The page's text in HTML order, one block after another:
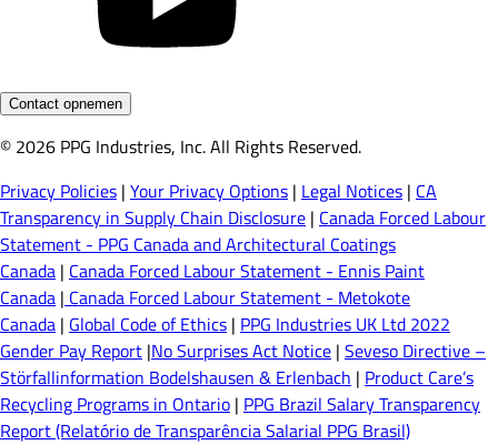
Contact opnemen
© 2026 PPG Industries, Inc. All Rights Reserved.
Privacy Policies | Your Privacy Options | Legal Notices | CA
Transparency in Supply Chain Disclosure | Canada Forced Labour
Statement - PPG Canada and Architectural Coatings
Canada | Canada Forced Labour Statement - Ennis Paint
Canada | Canada Forced Labour Statement - Metokote
Canada | Global Code of Ethics | PPG Industries UK Ltd 2022
Gender Pay Report |No Surprises Act Notice | Seveso Directive –
Störfallinformation Bodelshausen & Erlenbach | Product Care’s
Recycling Programs in Ontario | PPG Brazil Salary Transparency
Report (Relatório de Transparência Salarial PPG Brasil)